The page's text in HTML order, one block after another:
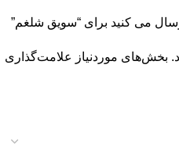
می کنید برای “سویق شلغم”
بخش‌های موردنیاز علامت‌گذاری